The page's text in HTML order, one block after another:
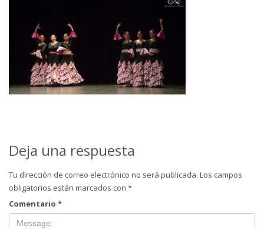
Deja una respuesta
Tu dirección de correo electrónico no será publicada. Los campos
obligatorios están marcados con *
Comentario *